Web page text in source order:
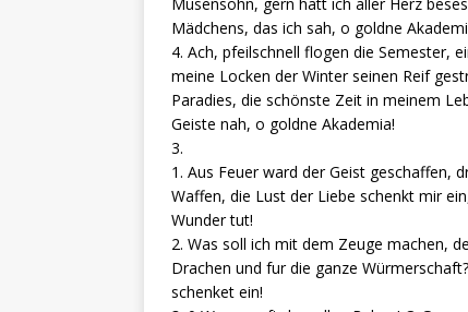
Mädchens, das ich sah, o goldne
4. Ach, pfeilschnell flogen die Semester,
meine Locken der Winter seinen Reif
Paradies, die schönste Zeit in meinem
Geiste nah, o goldne Akademia!
3.
1. Aus Feuer ward der Geist geschaffen,
Waffen, die Lust der Liebe schenkt mir
Wunder tut!
2. Was soll ich mit dem Zeuge machen,
Drachen und fur die ganze
schenket ein!